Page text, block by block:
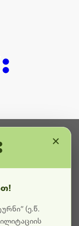
ამჟამად
და ტექნიკური
(ე.წ.
×